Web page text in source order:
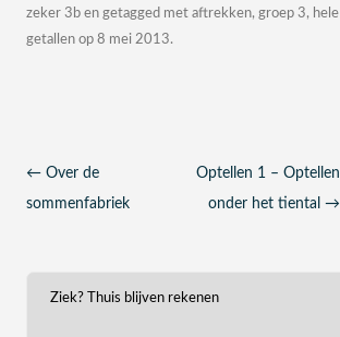
zeker 3b en getagged met aftrekken, groep 3, hele
getallen op 8 mei 2013.
Berichtnavigatie
← Over de
sommenfabriek
Optellen 1 – Optellen
onder het tiental→
Ziek? Thuis blijven rekenen